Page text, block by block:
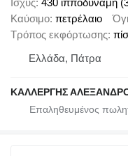
Ισχύς 430 ίπποδύναμη
Καύσιμο πετρέλαιο
Τρόπος εκφόρτωσης
Ελλάδα, Πάτρα
ΚΑΛΛΕΡΓΗΣ